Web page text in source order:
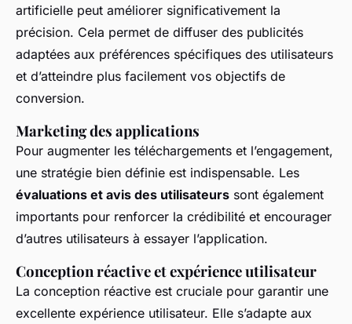
artificielle peut améliorer significativement la
précision. Cela permet de diffuser des publicités
adaptées aux préférences spécifiques des utilisateurs
et d’atteindre plus facilement vos objectifs de
conversion.
Marketing des applications
Pour augmenter les téléchargements et l’engagement,
une stratégie bien définie est indispensable. Les
évaluations et avis des utilisateurs sont également
importants pour renforcer la crédibilité et encourager
d’autres utilisateurs à essayer l’application.
Conception réactive et expérience utilisateur
La conception réactive est cruciale pour garantir une
excellente expérience utilisateur. Elle s’adapte aux